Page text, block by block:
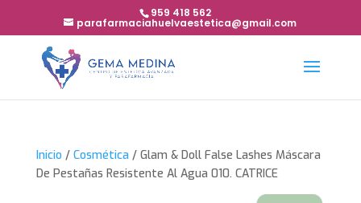
959 418 562
parafarmaciahuelvaestetica@gmail.com
Inicio / Cosmética / Glam & Doll False Lashes Máscara
De Pestañas Resistente Al Agua 010. CATRICE